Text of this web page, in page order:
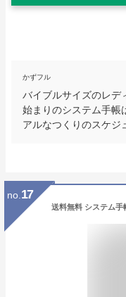
かずフル
バイブルサイズのレデ
始まりのシステム手帳
アルなつくりのスケジ
no. 17